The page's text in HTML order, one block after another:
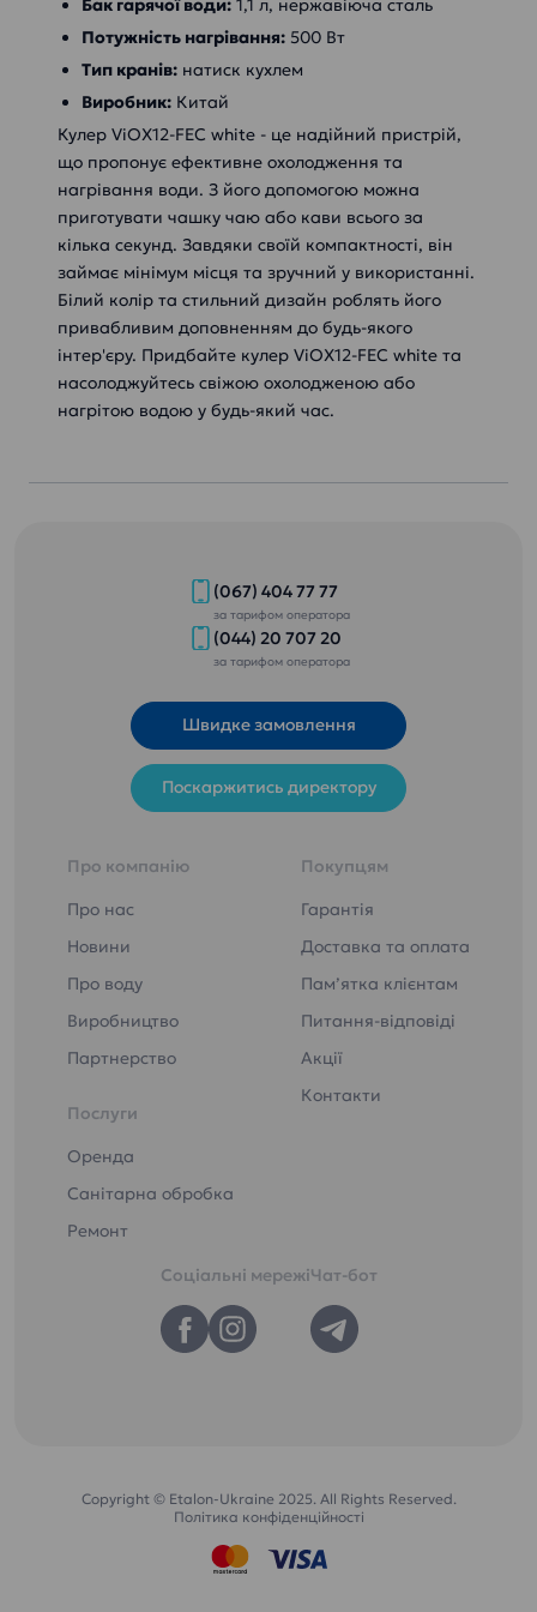
Бак гарячої води: 1,1 л, нержавіюча сталь
Потужність нагрівання: 500 Вт
Тип кранів: натиск кухлем
Виробник: Китай
Кулер ViOX12-FEC white - це надійний пристрій,
що пропонує ефективне охолодження та
нагрівання води. З його допомогою можна
приготувати чашку чаю або кави всього за
кілька секунд. Завдяки своїй компактності, він
займає мінімум місця та зручний у використанні.
Білий колір та стильний дизайн роблять його
привабливим доповненням до будь-якого
інтер'єру. Придбайте кулер ViOX12-FEC white та
насолоджуйтесь свіжою охолодженою або
нагрітою водою у будь-який час.
(067) 404 77 77
за тарифом оператора
(044) 20 707 20
за тарифом оператора
Швидке замовлення
Поскаржитись директору
Про компанію
Про нас
Новини
Про воду
Виробництво
Партнерство
Послуги
Оренда
Санітарна обробка
Ремонт
Покупцям
Гарантія
Доставка та оплата
Пам’ятка клієнтам
Питання-відповіді
Акції
Контакти
Соціальні мережіЧат-бот
Copyright © Etalon-Ukraine 2025. All Rights Reserved.
Політика конфіденційності